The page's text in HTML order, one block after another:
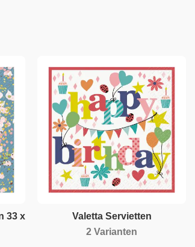
33 x
Valetta Servietten
2 Varianten